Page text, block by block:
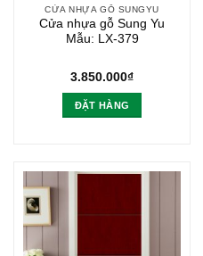
CỬA NHỰA GỖ SUNGYU
Cửa nhựa gỗ Sung Yu
Mẫu: LX-379
3.850.000₫
ĐẶT HÀNG